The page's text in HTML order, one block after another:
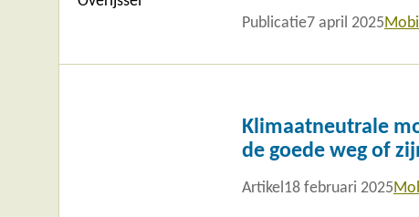
Publicatie7 april 2025
Klimaatneutrale
de goede weg of
Artikel 18 februari 2025